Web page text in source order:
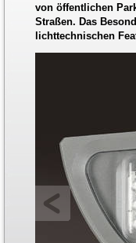
von öffentlichen
Straßen. Das
lichttechnischen